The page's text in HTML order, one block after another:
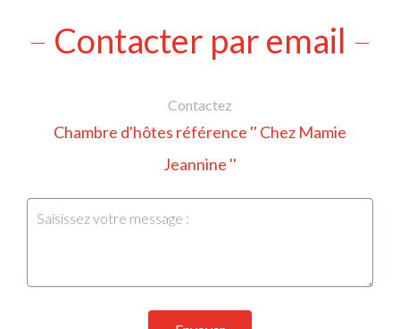
Contacter par email
Contactez
Chambre d'hôtes référence '' Chez Mamie
Jeannine ''